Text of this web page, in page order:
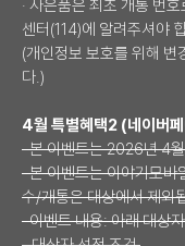
· 사은품은 최초 개통 번
센터(114)에 알려주셔야
(개인정보 보호를 위해 변
다.)
4월 특별혜택2 (네이버
· 본 이벤트는 2026년 4
· 본 이벤트는 이야기모
수/개통은 대상에서 제외
· 이벤트 내용: 아래 대상